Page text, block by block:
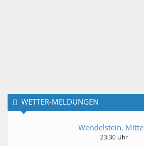
WETTER-MELDUNGEN
Wendelstein,
23:30 Uhr